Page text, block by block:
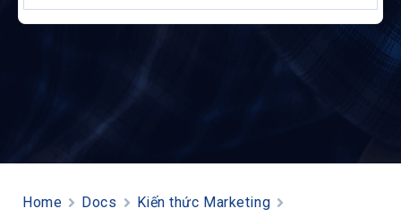
Home Docs
Kiến thức Marketing